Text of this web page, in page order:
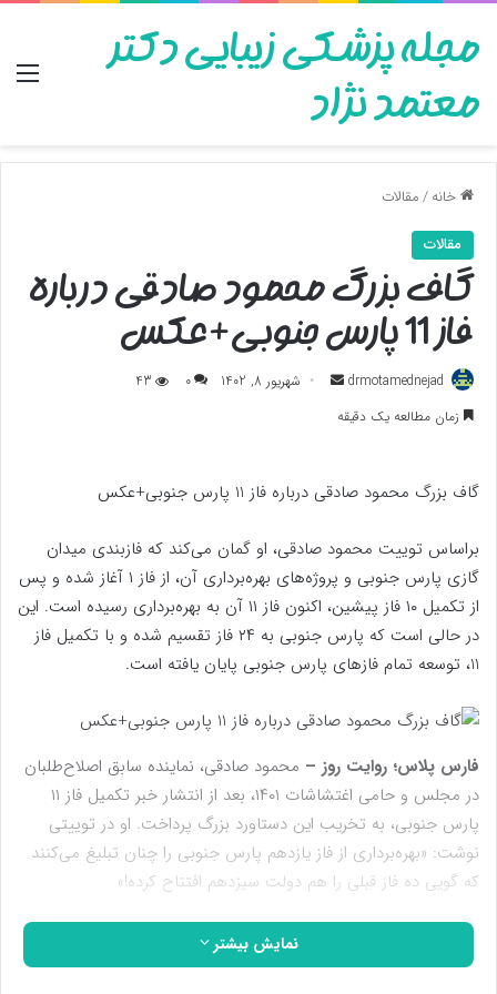
مجله پزشکی زیبایی دکتر
معتمد نژاد
خانه/مقالات
مقالات
گاف بزرگ محمود صادقی درباره
فاز 11 پارس جنوبی+عکس
drmotamednejad
ارسال شهریور 8, 1402 0
43
زمان مطالعه یک دقیقه
گاف بزرگ محمود صادقی درباره فاز 11 پارس جنوبی+عکس
براساس توییت محمود صادقی، او گمان می‌کند که فازبندی میدان
گازی پارس جنوبی و پروژه‌های بهره‌برداری آن، از فاز ۱ آغاز شده و پس
از تکمیل ۱۰ فاز پیشین، اکنون فاز ۱۱ آن به بهره‌برداری رسیده است. این
در حالی است که پارس جنوبی به ۲۴ فاز تقسیم شده و با تکمیل فاز
11، توسعه تمام فازهای پارس جنوبی پایان یافته است.
فارس پلاس؛ روایت روز – محمود صادقی، نماینده سابق اصلاح‌طلبان
در مجلس و حامی اغتشاشات ۱۴۰۱، بعد از انتشار خبر تکمیل فاز ۱۱
پارس جنوبی، به تخریب این دستاورد بزرگ پرداخت. او در توییتی
نوشت: «بهره‌برداری از فاز یازدهم پارس جنوبی را چنان تبلیغ می‌کنند
که گویی ده فاز قبلی را هم دولت سیزدهم افتتاح کرده!»
نمایش بیشتر